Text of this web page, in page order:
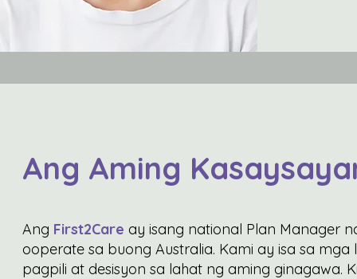
Ang Aming
Ang First2Care ay isang national Plan Manager
ooperate sa buong Australia. Kami ay isa sa
pagpili at desisyon sa lahat ng aming ginagawa.